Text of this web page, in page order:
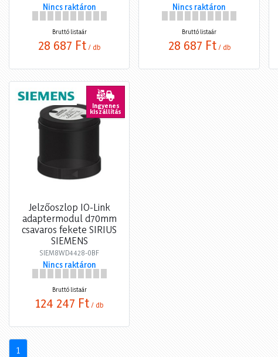
Nincs raktáron
Bruttó listaár
28 687 Ft / db
Nincs raktáron
Bruttó listaár
28 687 Ft / db
Ingyenes
kiszállítás
Jelzőoszlop IO-Link
adaptermodul d70mm
csavaros fekete SIRIUS
SIEMENS
SIEM8WD4428-0BF
Nincs raktáron
Bruttó listaár
124 247 Ft / db
1